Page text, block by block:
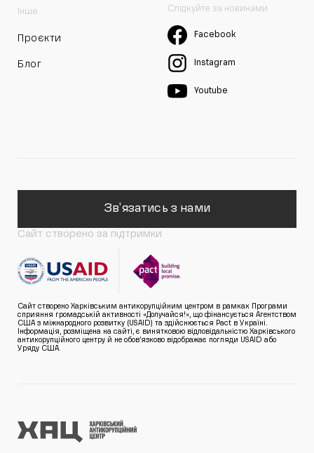
Інше
Проєкти
Блог
Слідкуйте за новинами
Facebook
Instagram
Youtube
Зв'язатись з нами
Сайт створено за підтримки
Сайт створено Харківським антикорупційним центром в рамках Програми
сприяння громадській активності «Долучайся!», що фінансується Агентством
США з міжнародного розвитку (USAID) та здійснюється Pact в Україні.
Інформація, розміщена на сайті, є винятковою відповідальністю Харківського
антикорупційного центру й не обов’язково відображає погляди USAID або
Уряду США.